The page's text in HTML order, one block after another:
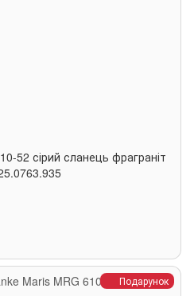
52 сірий сланець фраграніт
Подарунок